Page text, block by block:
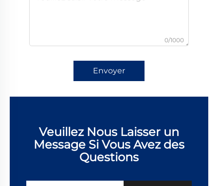
0/1000
Envoyer
Veuillez Nous Laisser un
Message Si Vous Avez des
Questions